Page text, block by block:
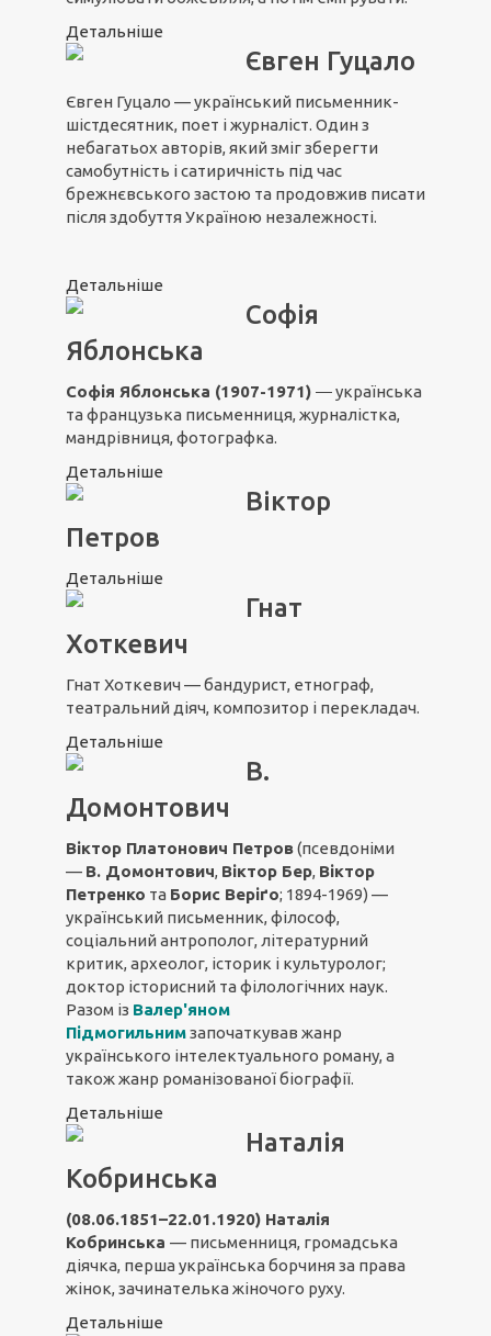
Детальніше
Євген Гуцало
Євген Гуцало — український письменник-
шістдесятник, поет і журналіст. Один з
небагатьох авторів, який зміг зберегти
самобутність і сатиричність під час
брежнєвського застою та продовжив писати
після здобуття Україною незалежності.
Детальніше
Софія
Яблонська
Софія Яблонська (1907-1971) ― українська
та французька письменниця, журналістка,
мандрівниця, фотографка.
Детальніше
Віктор
Петров
Детальніше
Гнат
Хоткевич
Гнат Хоткевич — бандурист, етнограф,
театральний діяч, композитор і перекладач.
Детальніше
В.
Домонтович
Віктор Платонович Петров(псевдоніми
— В. Домонтович, Віктор Бер, Віктор
Петренко та Борис Веріґо; 1894-1969) —
український письменник, філософ,
соціальний антрополог, літературний
критик, археолог, історик і культуролог;
доктор історисний та філологічних наук.
Разом із Валер'яном
Підмогильнимзапочаткував жанр
українського інтелектуального роману, а
також жанр романізованої біографії.
Детальніше
Наталія
Кобринська
(08.06.1851–22.01.1920) Наталія
Кобринська — письменниця, громадська
діячка, перша українська борчиня за права
жінок, зачинателька жіночого руху.
Детальніше